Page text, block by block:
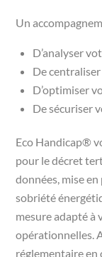
Un
D’analyser
De
D’optimiser
De sécuriser
Eco Handicap®
pour le décret
données, mise
sobriété
mesure adapté à
opérationnelles.
réglementaire